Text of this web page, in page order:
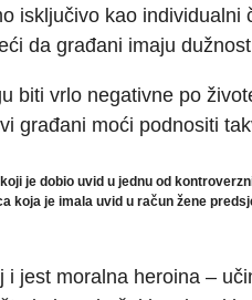
isključivo kao individualni
da građani imaju
biti vrlo negativne po
građani moći podnositi
je dobio uvid u jednu od
koja je imala uvid u račun žene
i jest moralna heroina –